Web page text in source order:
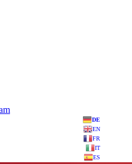
DE
EN
FR
IT
ES